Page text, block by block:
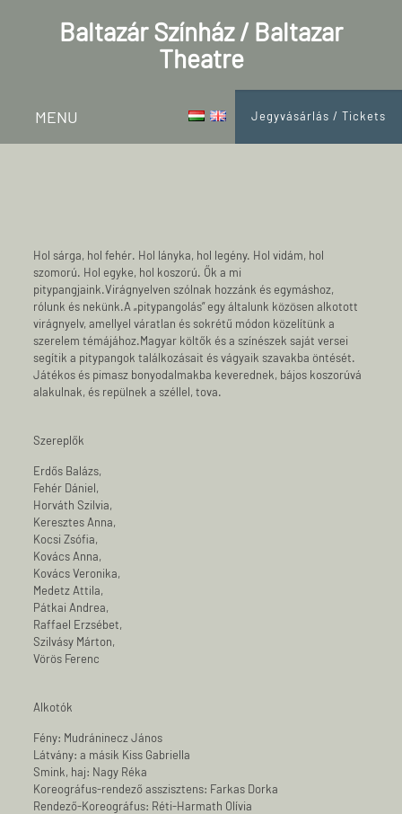
Baltazár Színház / Baltazar
Theatre
MENU Jegyvásárlás / Tickets
Hol sárga, hol fehér. Hol lányka, hol legény. Hol vidám, hol
szomorú. Hol egyke, hol koszorú. Ők a mi
pitypangjaink.Virágnyelven szólnak hozzánk és egymáshoz,
rólunk és nekünk.A „pitypangolás” egy általunk közösen alkotott
virágnyelv, amellyel váratlan és sokrétű módon közelítünk a
szerelem témájához.Magyar költők és a színészek saját versei
segítik a pitypangok találkozásait és vágyaik szavakba öntését.
Játékos és pimasz bonyodalmakba keverednek, bájos koszorúvá
alakulnak, és repülnek a széllel, tova.
Szereplők
Erdős Balázs,
Fehér Dániel,
Horváth Szilvia,
Keresztes Anna,
Kocsi Zsófia,
Kovács Anna,
Kovács Veronika,
Medetz Attila,
Pátkai Andrea,
Raffael Erzsébet,
Szilvásy Márton,
Vörös Ferenc
Alkotók
Fény: Mudráninecz János
Látvány: a másik Kiss Gabriella
Smink, haj: Nagy Réka
Koreográfus-rendező asszisztens: Farkas Dorka
Rendező-Koreográfus: Réti-Harmath Olívia